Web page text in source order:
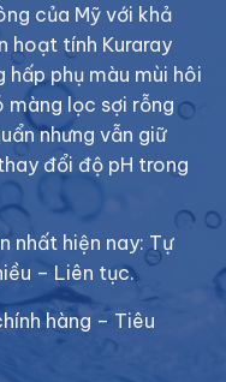
của Mỹ với khả
hoạt tính Kuraray
hấp phụ màu mùi hôi
lọc sợi rỗng
nhưng vẫn giữ
đổi độ pH trong
nhất hiện nay: Tự
– Liên tục.
hàng – Tiêu